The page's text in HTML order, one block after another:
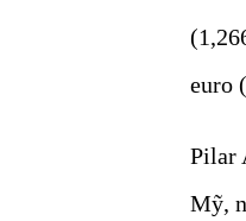
euro
Pilar
Mỹ,